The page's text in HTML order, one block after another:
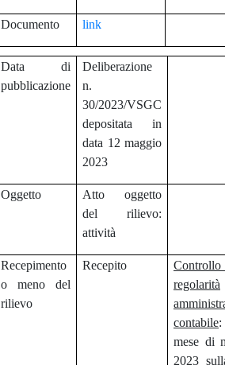
Documento link
Data di
pubblicazione
Deliberazione
n.
30/2023/VSGC
depositata in
data 12 maggio
2023
Oggetto
Atto oggetto
del rilievo:
attività
Recepimento
o meno del
rilievo
Recepito
regolarità
contabile
mese di
2023